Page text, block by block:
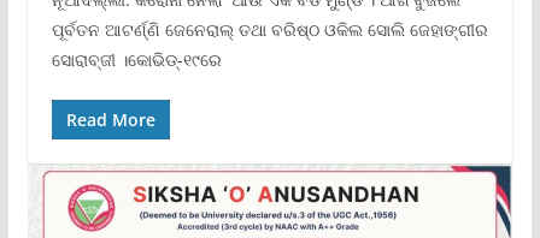
ପୂର୍ବତନ ଆଟର୍ଣ୍ଣି ଜେନେରାଲ୍‌ ତଥା ବରିଷ୍ଠ ଓକିଲ ସୋଲି ଜେହାଙ୍ଗୀର
ସୋରାବ୍‌ଜୀ ।କୋଭିଡ୍‌-୧୯ରେ
Read More